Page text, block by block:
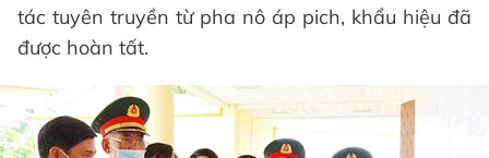
tác tuyên truyền từ pha nô áp pich, khẩu hiệu đã
được hoàn tất.